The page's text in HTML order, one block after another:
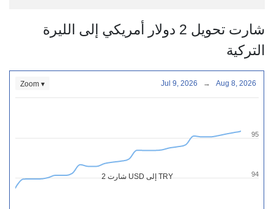
شارت تحويل 2 دولار أمريكي إلى الليرة
التركية
شارت 2 USD إلى TRY 94
95
Zoom ▾ Jul 9, 2026 → Aug 8, 2026